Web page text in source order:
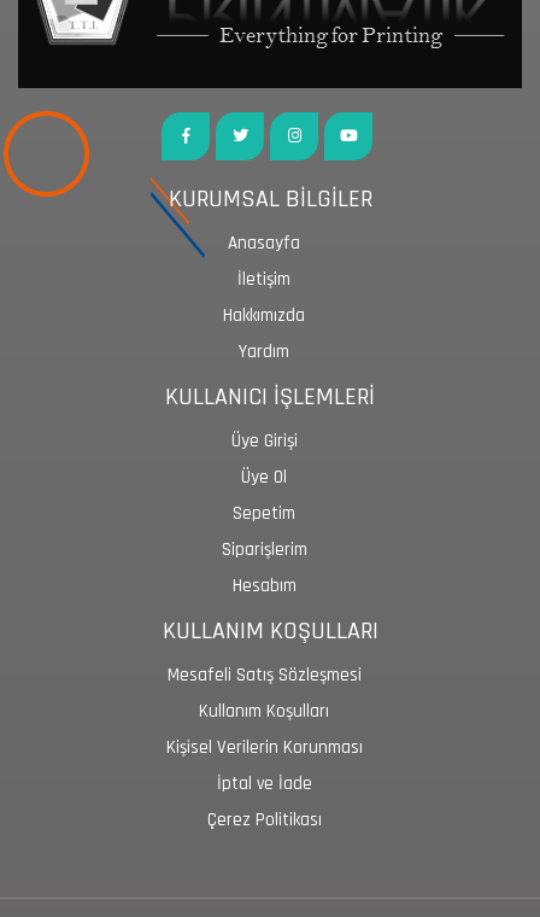
KURUMSAL BİLGİLER
Anasayfa
İletişim
Hakkımızda
Yardım
KULLANICI İŞLEMLERİ
Üye Girişi
Üye Ol
Sepetim
Siparişlerim
Hesabım
KULLANIM KOŞULLARI
Mesafeli Satış Sözleşmesi
Kullanım Koşulları
Kişisel Verilerin Korunması
İptal ve İade
Çerez Politikası